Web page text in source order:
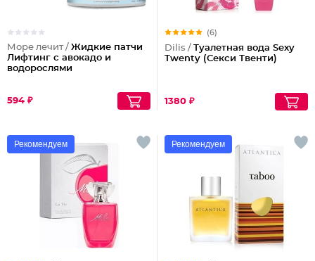
Море лечит / Жидкие патчи
Лифтинг с авокадо и
водорослями
594 ₽
(6)
Dilis / Туалетная вода Sexy
Twenty (Секси Твенти)
1380 ₽
Рекомендуем Рекомендуем